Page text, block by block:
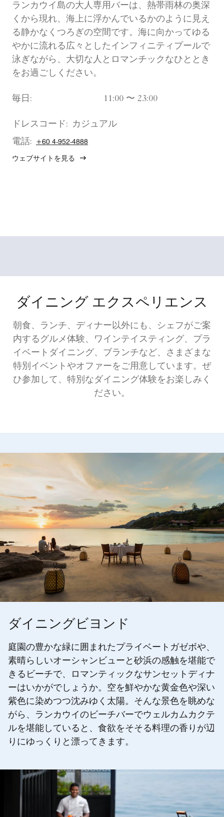
ランカウイ島の大人専用バーは、熱帯雨林の奥深
くから現れ、海上に浮かんでいるかのように見え
る静かなくつろぎの空間です。海に向かってゆる
やかに流れる広々としたインフィニティプールで
泳ぎながら、大切な人とロマンチックなひととき
をお過ごしください。
毎日: 11:00 〜 23:00
ドレスコード:
カジュアル
電話:
+60 4-952-4888
ウェブサイトを見る
ダイニング エクスペリエンス
朝食、ランチ、ディナー以外にも、シェフがご案
内するグルメ体験、ワインテイスティング、プラ
イベートダイニング、ブランチなど、さまざまな
特別イベントやオファーをご用意しています。ぜ
ひ参加して、特別なダイニング体験をお楽しみく
ださい。
ダイニングビヨンド
庭園の豊かな緑に囲まれたプライベートガゼボや、
素晴らしいオーシャンビューと砂浜の感触を堪能で
きるビーチで、ロマンティックなサンセットディナ
ーはいかがでしょうか。空を鮮やかな黄金色や深い
紫色に染めつつ沈みゆく太陽。そんな景色を眺めな
がら、ランカウイのビーチバーでウェルカムカクテ
ルを堪能していると、食欲をそそる料理の香りが辺
りにゆっくりと漂ってきます。